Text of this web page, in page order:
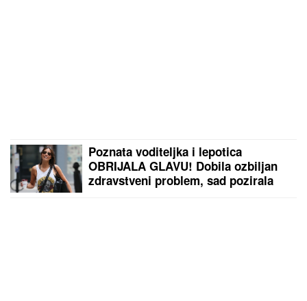
Poznata voditeljka i lepotica
OBRIJALA GLAVU! Dobila ozbiljan
zdravstveni problem, sad pozirala